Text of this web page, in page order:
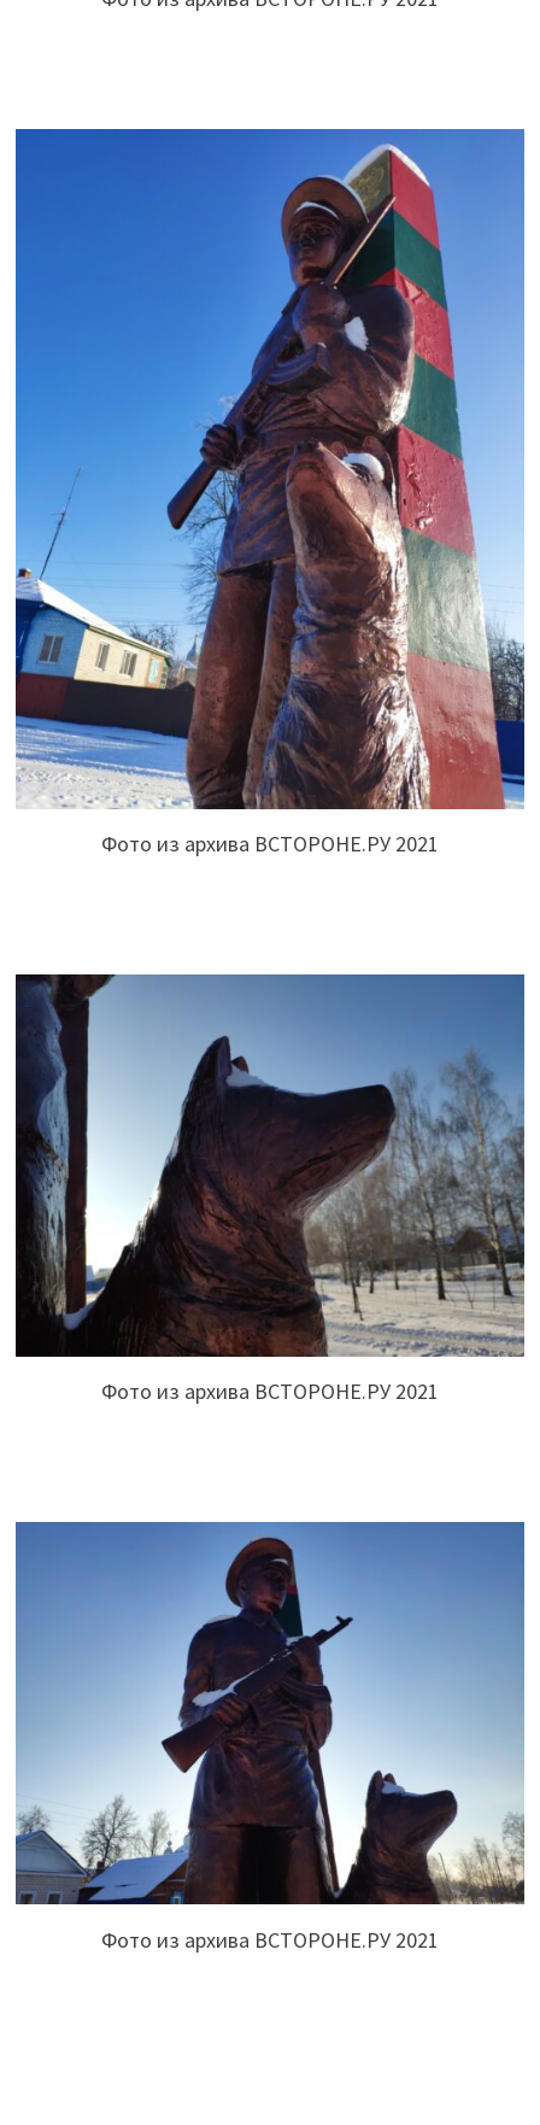
Фото из архива ВСТОРОНЕ.РУ 2021
Фото из архива ВСТОРОНЕ.РУ 2021
Фото из архива ВСТОРОНЕ.РУ 2021